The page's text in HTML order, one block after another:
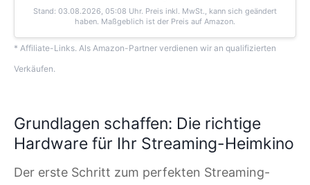
Stand: 03.08.2026, 05:08 Uhr. Preis inkl. MwSt., kann sich geändert
haben. Maßgeblich ist der Preis auf Amazon.
* Affiliate-Links. Als Amazon-Partner verdienen wir an qualifizierten
Verkäufen.
Grundlagen schaffen: Die richtige
Hardware für Ihr Streaming-Heimkino
Der erste Schritt zum perfekten Streaming-